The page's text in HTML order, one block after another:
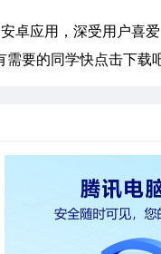
应用，深受用户喜
需要的同学快点击下载